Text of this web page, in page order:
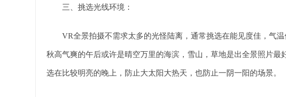
三、挑选光线环境：
VR全景拍摄不需求太多的光怪陆离，通常挑选在能见度佳，气温
秋高气爽的午后或许是晴空万里的海滨，雪山，草地是出全景照片最
选在比较明亮的晚上，防止大太阳大热天，也防止一阴一阳的场景。